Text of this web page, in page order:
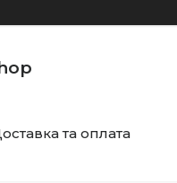
та оплата